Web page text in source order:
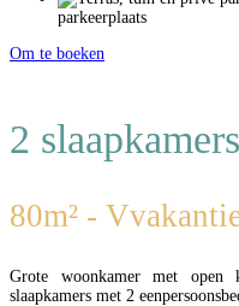
parkeerplaats
Om te boeken
2
80m² -
Grote woonkamer met open
slaapkamers met 2